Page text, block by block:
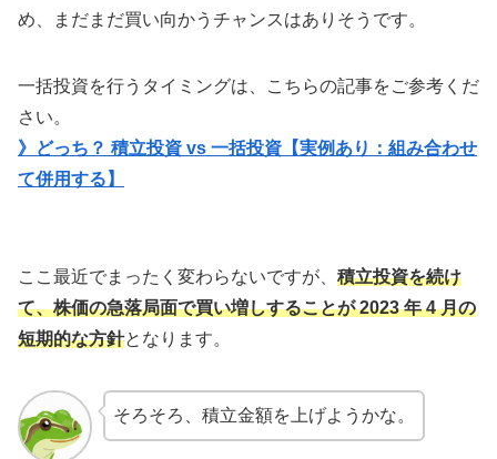
め、まだまだ買い向かうチャンスはありそうです。
一括投資を行うタイミングは、こちらの記事をご参考くだ
さい。
》どっち？ 積立投資 vs 一括投資【実例あり：組み合わせ
て併用する】
ここ最近でまったく変わらないですが、 積立投資を続け
て、株価の急落局面で買い増しすることが 2023 年 4 月の
短期的な方針となります。
そろそろ、積立金額を上げようかな。